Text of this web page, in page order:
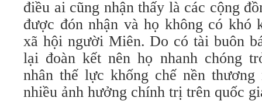
điều ai cũng nhận thấy là các cộng
được đón nhận và họ không có khó
xã hội người Miên. Do có tài buôn
lại đoàn kết nên họ nhanh chóng
nhân thế lực khống chế nền
nhiều ảnh hưởng chính trị trên quốc